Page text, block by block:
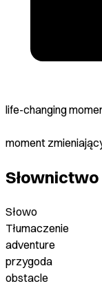
life-changing
moment
Słownictwo
Słowo
Tłumaczenie
adventure
przygoda
obstacle